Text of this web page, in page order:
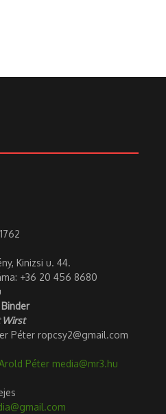
Kinizsi u. 44.
+36 20 456 8680
Wirst
Péter ropcsy2@gmail.com
Péter media@mr3.hu